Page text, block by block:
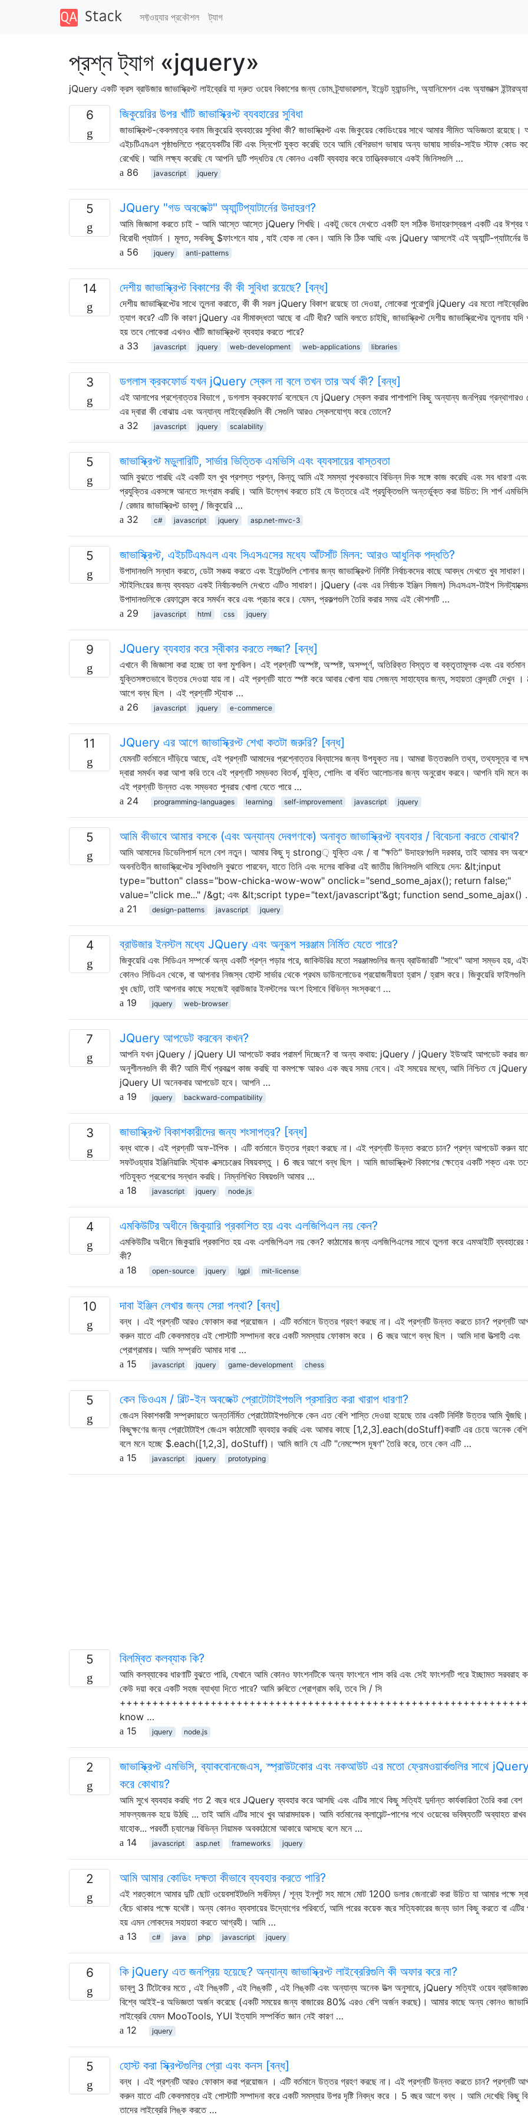
সফ্টওয়্যার প্রকৌশল ট্যাগ
প্রশ্ন ট্যাগ «jquery»
jQuery একটি ক্রস ব্রাউজার জাভাস্ক্রিপ্ট লাইব্রেরি যা দ্রুত ওয়েব বিকাশের জন্য ডোম ট্র্যাভারসাল, ইভেন্ট হ্যান্ডলিং, অ্যানিমেশন এবং অ্যাজাক্স
6 জিকুয়েরির উপর খাঁটি জাভাস্ক্রিপ্ট ব্যবহারের সুবিধা
জাভাস্ক্রিপ্ট-কেবলমাত্র বনাম জিকুয়েরি ব্যবহারের সুবিধা কী? জাভাস্ক্রিপ্ট এবং জিকুয়ের কোডিংয়ের সাথে আমার সীমিত অভিজ্ঞতা রয়েছে।
এইচটিএমএল পৃষ্ঠাগুলিতে প্রত্যেকটির বিট এবং স্নিপেট যুক্ত করেছি তবে আমি বেশিরভাগ ভাষায় অন্য ভাষায় সার্ভার-সাইড স্টাফ কোড
রেখেছি। আমি লক্ষ্য করেছি যে আপনি দুটি পদ্ধতির যে কোনও একটি ব্যবহার করে তাত্ত্বিকভাবে একই জিনিসগুলি …
86
javascript jquery
5 JQuery "গড অবজেক্ট" অ্যান্টিপ্যাটার্নের উদাহরণ?
আমি জিজ্ঞাসা করতে চাই - আমি আস্তে আস্তে jQuery শিখছি। একটু ভেবে দেখতে একটি হল সঠিক উদাহরণস্বরূপ একটি এর ঈশ্বর
বিরোধী প্যাটার্ন । মূলত, সবকিছু $ফাংশনে যায় , যাই হোক না কেন। আমি কি ঠিক আছি এবং jQuery আসলেই এই অ্যান্টি-প্যাটার্নের
56
jquery anti-patterns
14 দেশীয় জাভাস্ক্রিপ্ট বিকাশের কী কী সুবিধা রয়েছে? [বন্ধ]
দেশীয় জাভাস্ক্রিপ্টের সাথে তুলনা করাতে, কী কী সরল jQuery বিকাশ রয়েছে তা দেওয়া, লোকেরা পুরোপুরি jQuery এর মতো
ত্যাগ করে? এটি কি কারণ jQuery এর সীমাবদ্ধতা আছে বা এটি ধীর? আমি বলতে চাইছি, জাভাস্ক্রিপ্ট দেশীয় জাভাস্ক্রিপ্টের তুলনায়
হয় তবে লোকেরা এখনও খাঁটি জাভাস্ক্রিপ্ট ব্যবহার করতে পারে?
33
javascript jquery web-development web-applications libraries
3 ডগলাস ক্রকফোর্ড যখন jQuery স্কেল না বলে তখন তার অর্থ কী? [বন্ধ]
এই আলাপের প্রশ্নোত্তর বিভাগে , ডগলাস ক্রকফোর্ড বলেছেন যে jQuery স্কেল করার পাশাপাশি কিছু অন্যান্য জনপ্রিয় গ্রন্থাগারও
এর দ্বারা কী বোঝায় এবং অন্যান্য লাইব্রেরিগুলি কী সেগুলি আরও স্কেলযোগ্য করে তোলে?
32
javascript jquery scalability
5 জাভাস্ক্রিপ্ট মডুলারিটি, সার্ভার ভিত্তিক এমভিসি এবং ব্যবসায়ের বাস্তবতা
আমি বুঝতে পারছি এই একটি হল খুব প্রশস্ত প্রশ্ন, কিন্তু আমি এই সমস্যা পৃথকভাবে বিভিন্ন দিক সঙ্গে কাজ করেছি এবং সব ধারণা এবং
প্রযুক্তির একসঙ্গে আনতে সংগ্রাম করছি। আমি উল্লেখ করতে চাই যে উত্তরে এই প্রযুক্তিগুলি অন্তর্ভুক্ত করা উচিত: সি শার্প
/ রেজার জাভাস্ক্রিপ্ট ডাব্লু / জিকুয়েরি …
32
c# javascript jquery asp.net-mvc-3
5 জাভাস্ক্রিপ্ট, এইচটিএমএল এবং সিএসএসের মধ্যে আঁটসাঁট মিলন: আরও আধুনিক পদ্ধতি?
উপাদানগুলি সন্ধান করতে, ডেটা সঞ্চয় করতে এবং ইভেন্টগুলি শোনার জন্য জাভাস্ক্রিপ্ট নির্দিষ্ট নির্বাচকদের কাছে আবদ্ধ দেখতে খুব সাধারণ।
স্টাইলিংয়ের জন্য ব্যবহৃত একই নির্বাচকগুলি দেখতে এটিও সাধারণ। jQuery (এবং এর নির্বাচক ইঞ্জিন সিজল) সিএসএস-টাইপ
উপাদানগুলিকে রেফারেন্স করে সমর্থন করে এবং প্রচার করে। যেমন, প্রকল্পগুলি তৈরি করার সময় এই কৌশলটি …
29
javascript html css jquery
9 JQuery ব্যবহার করে স্বীকার করতে লজ্জা? [বন্ধ]
এখানে কী জিজ্ঞাসা করা হচ্ছে তা বলা মুশকিল। এই প্রশ্নটি অস্পষ্ট, অস্পষ্ট, অসম্পূর্ণ, অতিরিক্ত বিস্তৃত বা বক্তৃতামূলক এবং এর
যুক্তিসঙ্গতভাবে উত্তর দেওয়া যায় না। এই প্রশ্নটি যাতে স্পষ্ট করে আবার খোলা যায় সেজন্য সাহায্যের জন্য, সহায়তা কেন্দ্রটি দেখুন
আগে বন্ধ ছিল । এই প্রশ্নটি স্ট্যাক …
26
javascript jquery e-commerce
11 JQuery এর আগে জাভাস্ক্রিপ্ট শেখা কতটা জরুরি? [বন্ধ]
যেমনটি বর্তমানে দাঁড়িয়ে আছে, এই প্রশ্নটি আমাদের প্রশ্নোত্তর বিন্যাসের জন্য উপযুক্ত নয়। আমরা উত্তরগুলি তথ্য, তথ্যসূত্র বা
দ্বারা সমর্থন করা আশা করি তবে এই প্রশ্নটি সম্ভবত বিতর্ক, যুক্তি, পোলিং বা বর্ধিত আলোচনার জন্য অনুরোধ করবে। আপনি যদি মনে
এই প্রশ্নটি উন্নত এবং সম্ভবত পুনরায় খোলা যেতে পারে …
24
programming-languages learning self-improvement javascript jquery
5 আমি কীভাবে আমার বসকে (এবং অন্যান্য দেবগণকে) অনাবৃত জাভাস্ক্রিপ্ট ব্যবহার / বিবেচনা করতে বোঝাব?
আমি আমাদের ডিভেলিপার্স দলে বেশ নতুন। আমার কিছু দৃ strong় যুক্তি এবং / বা "ক্ষতি" উদাহরণগুলি দরকার, তাই আমার বস
অবনতিহীন জাভাস্ক্রিপ্টের সুবিধাগুলি বুঝতে পারবেন, যাতে তিনি এবং দলের বাকিরা এই জাতীয় জিনিসগুলি থামিয়ে দেন: &lt;input
type="button" class="bow-chicka-wow-wow" onclick="send_some_ajax(); return false;"
value="click me..." /&gt; এবং &lt;script type="text/javascript"&gt; function send_some_ajax()
21
design-patterns javascript jquery
4 ব্রাউজার ইনস্টল মধ্যে JQuery এবং অনুরূপ সরঞ্জাম নির্মিত যেতে পারে?
জিকুয়েরি এবং সিডিএন সম্পর্কে অন্য একটি প্রশ্ন পড়ার পরে, জাকিউরির মতো সরঞ্জামগুলির জন্য ব্রাউজারটি "সাথে" আসা সম্ভব হয়,
কোনও সিডিএন থেকে, বা আপনার নিজস্ব হোস্ট সার্ভার থেকে প্রথম ডাউনলোডের প্রয়োজনীয়তা হ্রাস / হ্রাস করে। জিকুয়েরি ফাইলগুলি
খুব ছোট, তাই আপনার কাছে সহজেই ব্রাউজার ইনস্টলের অংশ হিসাবে বিভিন্ন সংস্করণে …
19
jquery web-browser
7 JQuery আপডেট করবেন কখন?
আপনি যখন jQuery / jQuery UI আপডেট করার পরামর্শ দিচ্ছেন? বা অন্য কথায়: jQuery / jQuery ইউআই আপডেট করার
অনুশীলনগুলি কী কী? আমি দীর্ঘ প্রকল্পে কাজ করছি যা কমপক্ষে আরও এক বছর সময় নেবে। এই সময়ের মধ্যে, আমি নিশ্চিত যে
jQuery UI অনেকবার আপডেট হবে। আপনি …
19
jquery backward-compatibility
3 জাভাস্ক্রিপ্ট বিকাশকারীদের জন্য শংসাপত্র? [বন্ধ]
বন্ধ থাকে। এই প্রশ্নটি অফ-টপিক । এটি বর্তমানে উত্তর গ্রহণ করছে না। এই প্রশ্নটি উন্নত করতে চান? প্রশ্ন আপডেট করুন
সফটওয়্যার ইঞ্জিনিয়ারিং স্ট্যাক এক্সচেঞ্জের বিষয়বস্তু । 6 বছর আগে বন্ধ ছিল । আমি জাভাস্ক্রিপ্ট বিকাশের ক্ষেত্রে একটি শক্ত এবং
গতিযুক্ত প্রবেশের সন্ধান করছি। নিম্নলিখিত বিষয়গুলি আমার …
18
javascript jquery node.js
4 এমকিউটির অধীনে জিকুয়ারি প্রকাশিত হয় এবং এলজিপিএল নয় কেন?
এমকিউটির অধীনে জিকুয়ারি প্রকাশিত হয় এবং এলজিপিএল নয় কেন? কাঠামোর জন্য এলজিপিএলের সাথে তুলনা করে এমআইটি ব্যবহারের
কী?
18
open-source jquery lgpl mit-license
10 দাবা ইঞ্জিন লেখার জন্য সেরা পন্থা? [বন্ধ]
বন্ধ । এই প্রশ্নটি আরও ফোকাস করা প্রয়োজন । এটি বর্তমানে উত্তর গ্রহণ করছে না। এই প্রশ্নটি উন্নত করতে চান? প্রশ্নটি
করুন যাতে এটি কেবলমাত্র এই পোস্টটি সম্পাদনা করে একটি সমস্যায় ফোকাস করে । 6 বছর আগে বন্ধ ছিল । আমি দাবা উত্সাহী এবং
প্রোগ্রামার। আমি সম্প্রতি আমার দাবা …
15
javascript jquery game-development chess
5 কেন ডিওএম / বিল্ট-ইন অবজেক্ট প্রোটোটাইপগুলি প্রসারিত করা খারাপ ধারণা?
জেএস বিকাশকারী সম্প্রদায়তে অন্তর্নির্মিত প্রোটোটাইপগুলিকে কেন এত বেশি শাস্তি দেওয়া হয়েছে তার একটি নির্দিষ্ট উত্তর আমি
কিছুক্ষণের জন্য প্রোটোটাইপ জেএস কাঠামোটি ব্যবহার করছি এবং আমার কাছে [1,2,3].each(doStuff)করাটি এর চেয়ে অনেক বেশি
বলে মনে হচ্ছে $.each([1,2,3], doStuff)। আমি জানি যে এটি "নেমস্পেস দূষণ" তৈরি করে, তবে কেন এটি …
15
javascript jquery prototyping
5 বিলম্বিত কলব্যাক কি?
আমি কলব্যাকের ধারণাটি বুঝতে পারি, যেখানে আমি কোনও ফাংশনটিকে অন্য ফাংশনে পাস করি এবং সেই ফাংশনটি পরে ইচ্ছামত
কেউ দয়া করে একটি সহজ ব্যাখ্যা দিতে পারে? আমি রুবিতে প্রোগ্রাম করি, তবে সি / সি
know …
15
jquery node.js
2
জাভাস্ক্রিপ্ট এমভিসি, ব্যাকবোনজেএস, স্প্রাউটকোর এবং নকআউট এর মতো ফ্রেমওয়ার্কগুলির সাথে
করে কোথায়?
আমি সুখে ব্যবহার করছি গত 2 বছর ধরে JQuery ব্যবহার করে আসছি এবং এটির সাথে কিছু সত্যিই দুর্দান্ত কার্যকারিতা তৈরি করা বেশ
সাফল্যজনক হয়ে উঠছি ... তাই আমি এটির সাথে খুব আরামদায়ক। আমি বর্তমানের ক্লায়েন্ট-পাশের পথে ওয়েবের ভবিষ্যতটি অব্যাহত
যাহোক... পরবর্তী চ্যালেঞ্জ বিভিন্ন নিয়ামক অবকাঠামো আকারে আসছে বলে মনে …
14
javascript asp.net frameworks jquery
2 আমি আমার কোডিং দক্ষতা কীভাবে ব্যবহার করতে পারি?
এই শরত্কালে আমার দুটি ছোট ওয়েবসাইটগুলি সর্বনিম্ন / শূন্য ইনপুট সহ মাসে মোট 1200 ডলার জেনারেট করা উচিত যা আমার পক্ষে
বেঁচে থাকার পক্ষে যথেষ্ট। অন্য কোনও ব্যবসায়ের উদ্যোগের পরিবর্তে, আমি পরের কয়েক বছর সত্যিকারের জন্য ভাল কিছু করতে বা
হয় এমন লোকদের সহায়তা করতে আগ্রহী। আমি …
13
c# java php javascript jquery
6 কি jQuery এত জনপ্রিয় হয়েছে? অন্যান্য জাভাস্ক্রিপ্ট লাইব্রেরিগুলি কী অফার করে না?
ডাব্লু 3 টিটেকের মতে , এই লিঙ্কটি , এই লিঙ্কটি , এই লিঙ্কটি এবং অন্যান্য অনেক উত্স অনুসারে, jQuery সত্যিই ওয়েব
বিশ্বে আইই-র অভিজ্ঞতা অর্জন করেছে (একটি সময়ের জন্য বাজারের 80% এরও বেশি অর্জন করছে)। আমার কাছে অন্য কোনও
লাইব্রেরি যেমন MooTools, YUI ইত্যাদি সম্পর্কিত জ্ঞান নেই কারণ …
12
jquery
5 হোস্ট করা স্ক্রিপ্টগুলির প্রো এবং কনস [বন্ধ]
বন্ধ । এই প্রশ্নটি আরও ফোকাস করা প্রয়োজন । এটি বর্তমানে উত্তর গ্রহণ করছে না। এই প্রশ্নটি উন্নত করতে চান? প্রশ্নটি
করুন যাতে এটি কেবলমাত্র এই পোস্টটি সম্পাদনা করে একটি সমস্যার উপর দৃষ্টি নিবদ্ধ করে । 5 বছর আগে বন্ধ । আমি দেখেছি কিছু
তাদের লাইব্রেরি লিঙ্ক করতে …